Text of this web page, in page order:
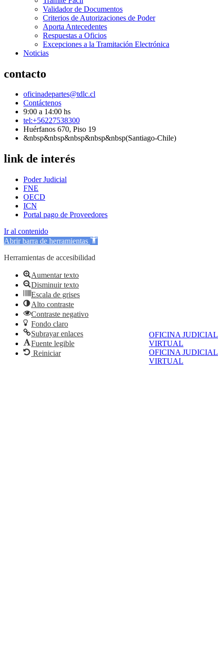
OFICINA JUDICIAL
VIRTUAL
OFICINA JUDICIAL
VIRTUAL
Validador de Documentos
Criterios de Autorizaciones de Poder
Aporta Antecedentes
Respuestas a Oficios
Excepciones a la Tramitación Electrónica
Noticias
contacto
oficinadepartes@tdlc.cl
Contáctenos
9:00 a 14:00 hs
tel:+56227538300
Huérfanos 670, Piso 19
&nbsp&nbsp&nbsp&nbsp&nbsp(Santiago-Chile)
link de interés
Poder Judicial
FNE
OECD
ICN
Portal pago de Proveedores
Ir al contenido
Abrir barra de herramientas
Herramientas de accesibilidad
Aumentar texto
Disminuir texto
Escala de grises
Alto contraste
Contraste negativo
Fondo claro
Subrayar enlaces
Fuente legible
Reiniciar